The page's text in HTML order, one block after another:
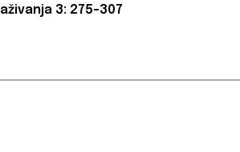
3: 275-307